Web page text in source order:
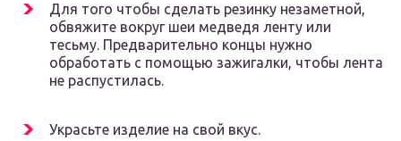
Для того чтобы сделать резинку незаметной,
обвяжите вокруг шеи медведя ленту или
тесьму. Предварительно концы нужно
обработать с помощью зажигалки, чтобы лента
не распустилась.
Украсьте изделие на свой вкус.